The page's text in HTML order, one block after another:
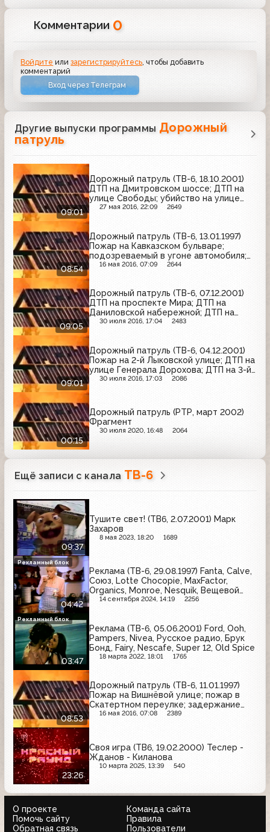
Комментарии 0
Войдите илизарегистрируйтесь , чтобы добавить
комментарий
Вход через Телеграм
Другие выпуски программы Дорожный
патруль
09:01
Дорожный патруль (ТВ-6, 18.10.2001)
ДТП на Дмитровском шоссе; ДТП на
улице Свободы; убийство на улице
Остоженка
27 мая 2016, 22:09 2649
08:54
Дорожный патруль (ТВ-6, 13.01.1997)
Пожар на Кавказском бульваре;
подозреваемый в угоне автомобиля;
пожар в квартире на улице Бочкова
16 мая 2016, 07:09 2644
09:05
Дорожный патруль (ТВ-6, 07.12.2001)
ДТП на проспекте Мира; ДТП на
Даниловской набережной; ДТП на
Дербеневской набережной
30 июля 2016, 17:04 2483
09:01
Дорожный патруль (ТВ-6, 04.12.2001)
Пожар на 2-й Лыковской улице; ДТП на
улице Генерала Дорохова; ДТП на 3-й
Мытищинской улице
30 июля 2016, 17:03 2086
00:15
Дорожный патруль (РТР, март 2002)
Фрагмент
30 июля 2020, 16:48 2064
Ещё записи с канала ТВ-6
09:37
Тушите свет! (ТВ6, 2.07.2001) Марк
Захаров
8 мая 2023, 18:20 1689
04:42
Реклама (ТВ-6, 29.08.1997) Fanta, Calve,
Союз, Lotte Chocopie, MaxFactor,
Organics, Monroe, Nesquik, Вещевой
рынок "Динамо", Банк Москвы, Siemens
14 сентября 2024, 14:19 2256
Рекламный блок
03:47
Реклама (ТВ-6, 05.06.2001) Ford, Ooh,
Pampers, Nivea, Русское радио, Брук
Бонд, Fairy, Nescafe, Super 12, Old Spice
18 марта 2022, 18:01 1765
Рекламный блок
08:53
Дорожный патруль (ТВ-6, 11.01.1997)
Пожар на Вишнёвой улице; пожар в
Скатертном переулке; задержание
подозреваемых в тяжких
16 мая 2016, 07:08 2389
23:26
Своя игра (ТВ6, 19.02.2000) Теслер -
Жданов - Киланова
10 марта 2025, 13:39 540
О проекте
Команда сайта
Помочь сайту
Правила
Обратная связь
Пользователи